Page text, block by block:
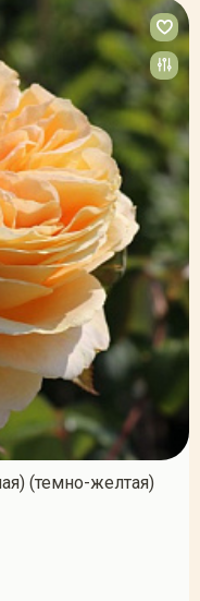
(темно-желтая)